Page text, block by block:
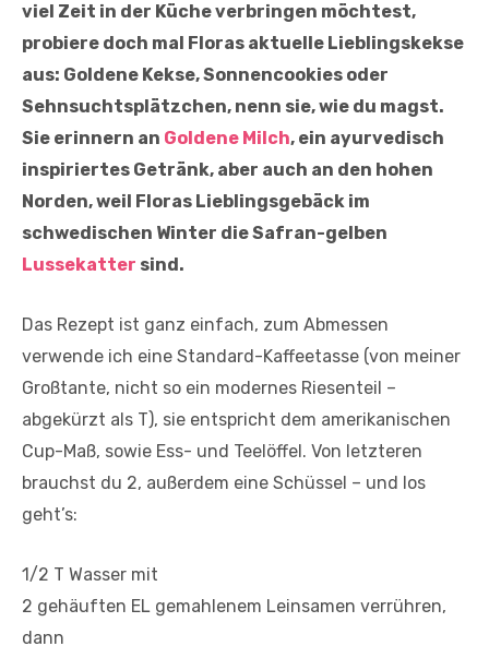
viel Zeit in der Küche verbringen möchtest,
probiere doch mal Floras aktuelle Lieblingskekse
aus: Goldene Kekse, Sonnencookies oder
Sehnsuchtsplätzchen, nenn sie, wie du magst.
Sie erinnern an Goldene Milch, ein ayurvedisch
inspiriertes Getränk, aber auch an den hohen
Norden, weil Floras Lieblingsgebäck im
schwedischen Winter die Safran-gelben
Lussekatter sind.
Das Rezept ist ganz einfach, zum Abmessen
verwende ich eine Standard-Kaffeetasse (von meiner
Großtante, nicht so ein modernes Riesenteil –
abgekürzt als T), sie entspricht dem amerikanischen
Cup-Maß, sowie Ess- und Teelöffel. Von letzteren
brauchst du 2, außerdem eine Schüssel – und los
geht’s:
1/2 T Wasser mit
2 gehäuften EL gemahlenem Leinsamen verrühren,
dann